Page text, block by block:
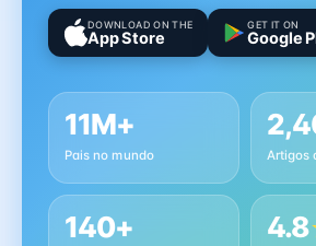
DOWNLOAD ON THE
App Store
GET IT ON
Google
11M+
Pais no mundo Artigos
140+ 4.8